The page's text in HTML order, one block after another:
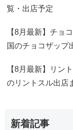
覧・出店予定
【8月最新】チョ
国のチョコザップ
【8月最新】リン
のリントスル出店
新着記事